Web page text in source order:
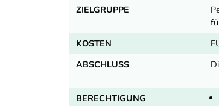
ZIELGRUPPE
KOSTEN
ABSCHLUSS
BERECHTIGUNG